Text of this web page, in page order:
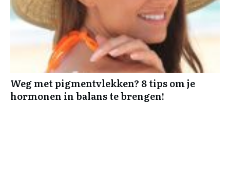
Weg met pigmentvlekken? 8 tips om je
hormonen in balans te brengen!